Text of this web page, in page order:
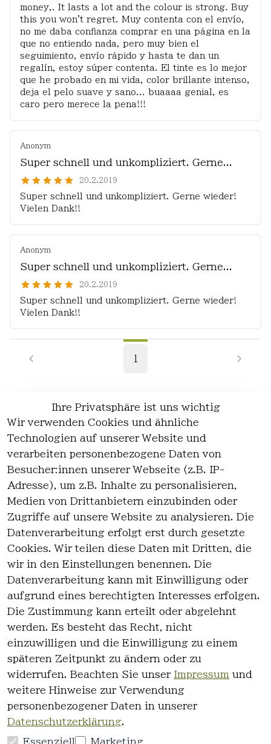
money,. It lasts a lot and the colour is strong. Buy
this you won't regret. Muy contenta con el envío,
no me daba confianza comprar en una página en la
que no entiendo nada, pero muy bien el
seguimiento, envío rápido y hasta te dan un
regalín, estoy súper contenta. El tinte es lo mejor
que he probado en mi vida, color brillante intenso,
deja el pelo suave y sano... buaaaa genial, es
caro pero merece la pena!!!
Anonym
Super schnell und unkompliziert. Gerne...
20.2.2019
Super schnell und unkompliziert. Gerne wieder!
Vielen Dank!!
Anonym
Super schnell und unkompliziert. Gerne...
20.2.2019
Super schnell und unkompliziert. Gerne wieder!
Vielen Dank!!
1
EU-Verantwortliche Person - klicken Sie
für Details
Ihre Privatsphäre ist uns wichtig
Wir verwenden Cookies und ähnliche
Technologien auf unserer Website und
verarbeiten personenbezogene Daten von
Besucher:innen unserer Webseite (z.B. IP-
Adresse), um z.B. Inhalte zu personalisieren,
Medien von Drittanbietern einzubinden oder
Zugriffe auf unsere Website zu analysieren. Die
Datenverarbeitung erfolgt erst durch gesetzte
Cookies. Wir teilen diese Daten mit Dritten, die
wir in den Einstellungen benennen. Die
Datenverarbeitung kann mit Einwilligung oder
aufgrund eines berechtigten Interesses erfolgen.
Die Zustimmung kann erteilt oder abgelehnt
werden. Es besteht das Recht, nicht
einzuwilligen und die Einwilligung zu einem
späteren Zeitpunkt zu ändern oder zu
widerrufen. Beachten Sie unser Impressum und
weitere Hinweise zur Verwendung
personenbezogener Daten in unserer
Datenschutzerklärung.
Essenziell Marketing
es
AGB
Datenschutz
Widerrufsre
cht
Kontakt
Kontakt
Registrieren